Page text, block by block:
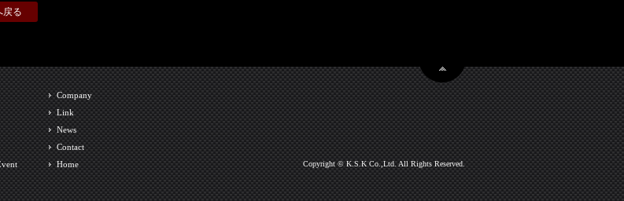
戻る
Company
Link
News
Contact
Home
Copyright © K.S.K Co.,Ltd. All Rights Reserved.